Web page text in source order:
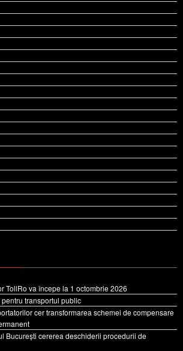
transportul public
cer transformarea schemei de compensare
București cererea deschiderii procedurii de